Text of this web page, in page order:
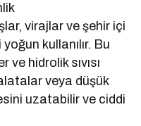
virajlar ve şehir içi
kullanılır. Bu
hidrolik sıvısı
veya düşük
uzatabilir ve ciddi